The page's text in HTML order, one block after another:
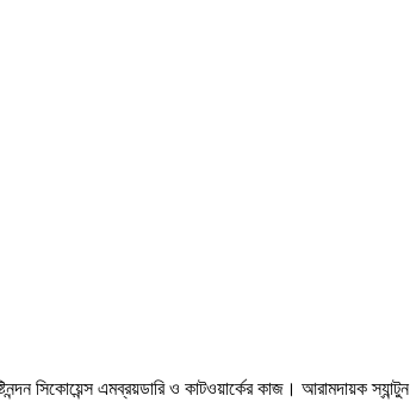
সিকোয়েন্স এমব্রয়ডারি ও কাটওয়ার্কের কাজ। আরামদায়ক